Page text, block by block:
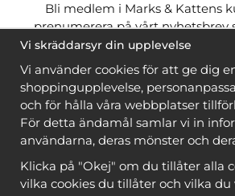
Bli medlem i Marks & Kattens
prenumerera på vårt nyhetsbrev
ner många mönstergratisoch få
när du handlar garn till mönstret.
är
gratis när du är
Bli medlem
Vi skräddarsyr din upplevelse
Vi använder cookies för att ge dig
shoppingupplevelse,
och för hålla våra webbplatser
För detta ändamål samlar vi in
användarna, deras mönster och
Klicka på "Okej" om du tillåter alla
vilka cookies du tillåter och vilka du